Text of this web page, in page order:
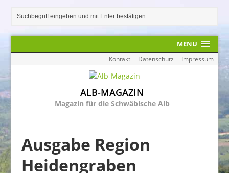
MENU
Kontakt Datenschutz Impressum
ALB-MAGAZIN
Magazin für die Schwäbische Alb
Ausgabe Region
Heidengraben